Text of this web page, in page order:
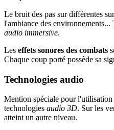
Le bruit des pas sur différentes
l'ambiance des
audio immersive.
Les effets sonores des combats
Chaque coup porté possède sa
Technologies audio
Mention spéciale pour l'utilisation
technologies audio 3D. Sur les
atteint un autre niveau.